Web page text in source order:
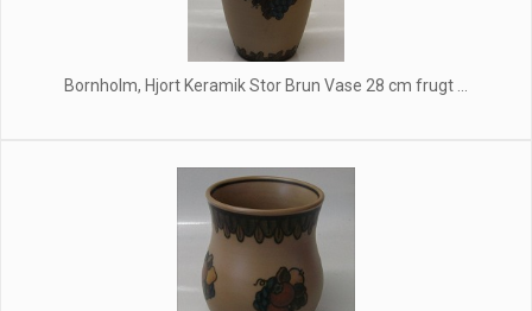
Bornholm, Hjort Keramik Stor Brun Vase 28 cm frugt ...